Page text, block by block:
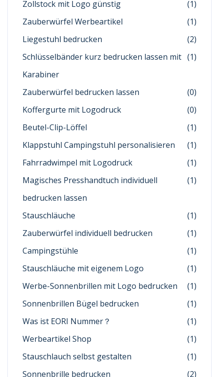
Zollstock mit Logo günstig
(1)
Zauberwürfel Werbeartikel
(1)
Liegestuhl bedrucken
(2)
Schlüsselbänder kurz bedrucken lassen mit
Karabiner
(1)
Zauberwürfel bedrucken lassen
(0)
Koffergurte mit Logodruck
(0)
Beutel-Clip-Löffel
(1)
Klappstuhl Campingstuhl personalisieren
(1)
Fahrradwimpel mit Logodruck
(1)
Magisches Presshandtuch individuell
bedrucken lassen
(1)
Stauschläuche
(1)
Zauberwürfel individuell bedrucken
(1)
Campingstühle
(1)
Stauschläuche mit eigenem Logo
(1)
Werbe-Sonnenbrillen mit Logo bedrucken
(1)
Sonnenbrillen Bügel bedrucken
(1)
Was ist EORI Nummer？
(1)
Werbeartikel Shop
(1)
Stauschlauch selbst gestalten
(1)
Sonnenbrille bedrucken
(2)